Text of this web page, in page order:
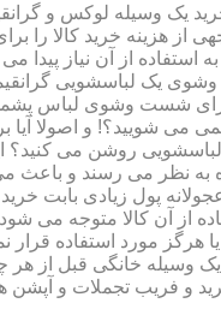
یک وسیله لوکس و
از هزینه خرید کالا را
استفاده از آن نیاز پیدا
وشوی یک لباسشویی
برای شست وشوی لباس
می شویید؟! و اصولا آیا
روشن می کنید؟
به نظر می رسند و باعث
پول زیادی بابت خرید
از آن کالا متوجه می
هرگز مورد استفاده قرار
وسیله خانگی قبل از هر
و فریب تجملات و